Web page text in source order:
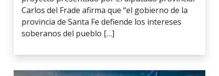
Carlos del Frade afirma que “el gobierno de la
provincia de Santa Fe defiende los intereses
soberanos del pueblo […]